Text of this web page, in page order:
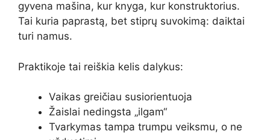
gyvena mašina, kur knyga, kur konstruktorius.
Tai kuria paprastą, bet stiprų suvokimą: daiktai
turi namus.
Praktikoje tai reiškia kelis dalykus:
Vaikas greičiau susiorientuoja
Žaislai nedingsta „ilgam“
Tvarkymas tampa trumpu veiksmu, o ne